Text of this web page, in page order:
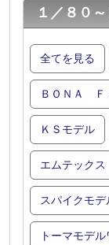
１／８０
全てを見る
ＢＯＮＡ Ｆ
ＫＳモデル
エムテックス
スパイクモデ
トーマモデ